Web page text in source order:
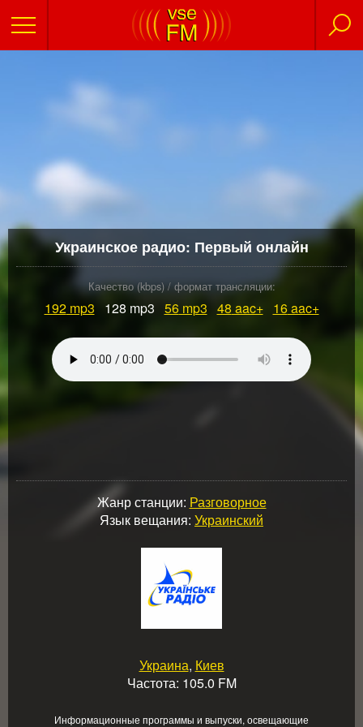
Украинское радио: Первый онлайн
Качество (kbps) / формат трансляции:
192mp3 128 mp3 56mp3 48 aac+ 16aac+
Жанр станции: Разговорное
Язык вещания: Украинский
Украина, Киев
Частота: 105.0 FM
Информационные программы и выпуски, освещающие